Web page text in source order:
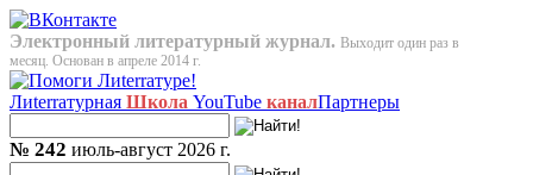
Электронный литературный журнал. Выходит один раз в
месяц. Основан в апреле 2014 г.
Лиterraтурная Школа YouTube каналПартнеры
№ 242 июль-август 2026 г.